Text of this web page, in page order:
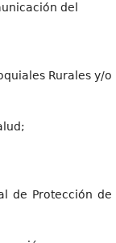
del
Rurales y/o
de Protección de